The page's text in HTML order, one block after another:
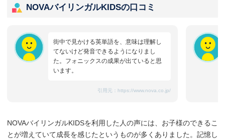
NOVAバイリンガルKIDSの口コミ
街中で見かける英単語を、意味は理解し
てないけど発音できるようになりまし
た。フォニックスの成果が出ていると思
います。
引用元： https://www.nova.co.jp/
NOVAバイリンガルKIDSを利用した人の声には、お子様のできるこ
とが増えていて成長を感じたというものが多くありました。記憶し